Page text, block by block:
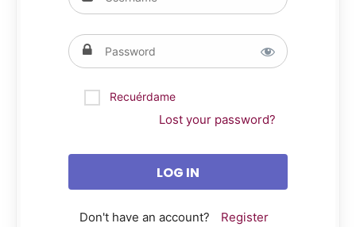
Recuérdame
Lost your password?
Don't have an account? Register